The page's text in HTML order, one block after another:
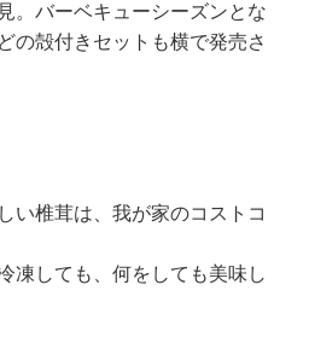
。バーベキューシーズンとな
の殻付きセットも横で発売さ
い椎茸は、我が家のコストコ
凍しても、何をしても美味し